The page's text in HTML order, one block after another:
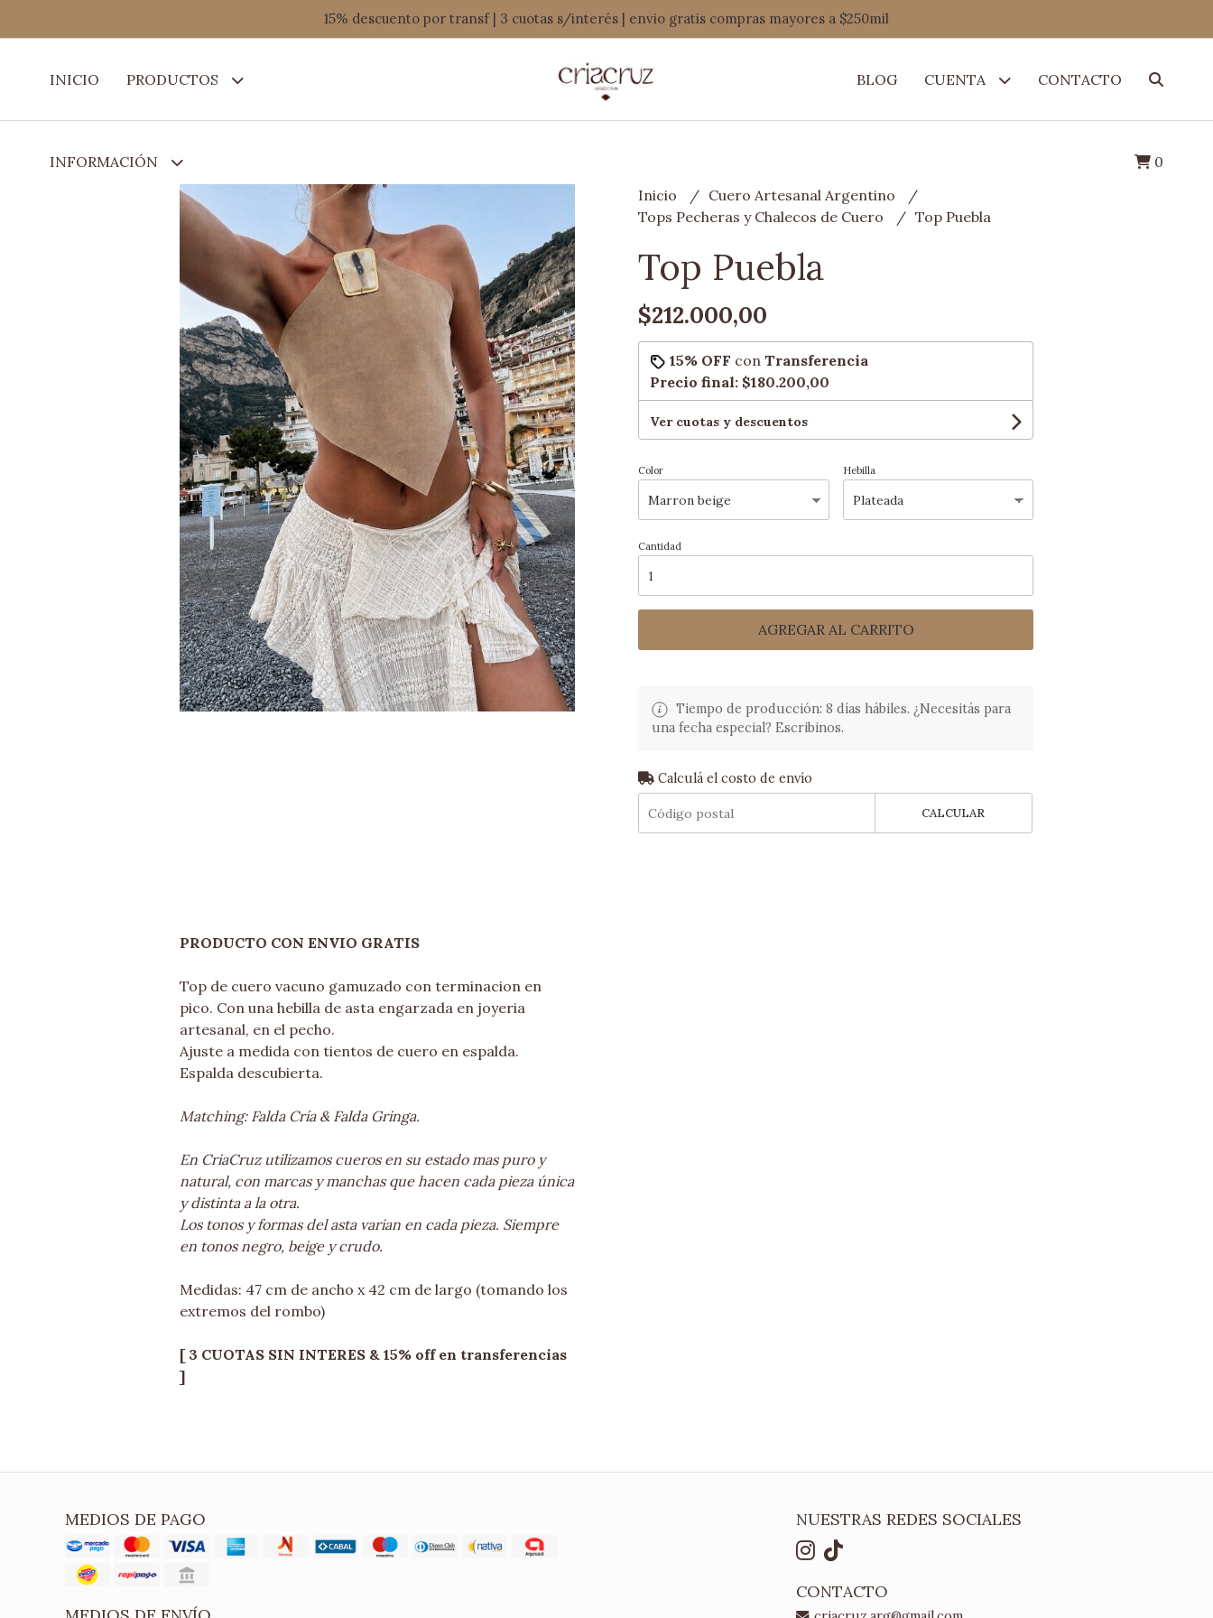
15% descuento por transf | 3 cuotas s/interés | envio gratis compras mayores a $250mil
INICIO PRODUCTOS
INFORMACIÓN
BLOG CUENTA CONTACTO
0
PRODUCTO CON ENVIO GRATIS
Top de cuero vacuno gamuzado con terminacion en
pico. Con una hebilla de asta engarzada en joyeria
artesanal, en el pecho.
Ajuste a medida con tientos de cuero en espalda.
Espalda descubierta.
Matching: Falda Cría & Falda Gringa.
En CriaCruz utilizamos cueros en su estado mas puro y
natural, con marcas y manchas que hacen cada pieza única
y distinta a la otra.
Los tonos y formas del asta varian en cada pieza. Siempre
en tonos negro, beige y crudo.
Medidas: 47 cm de ancho x 42 cm de largo (tomando los
extremos del rombo)
[ 3 CUOTAS SIN INTERES & 15% off en transferencias
]
Inicio
Cuero Artesanal Argentino
Tops Pecheras y Chalecos de Cuero
Top Puebla
Top Puebla
$212.000,00
15% OFF con Transferencia
Precio final: $180.200,00
Ver cuotas y descuentos
Color Hebilla
Cantidad
AGREGAR AL CARRITO
Tiempo de producción: 8 días hábiles. ¿Necesitás para
una fecha especial? Escribinos.
Calculá el costo de envío
CALCULAR
MEDIOS DE PAGO NUESTRAS REDES SOCIALES
CONTACTO